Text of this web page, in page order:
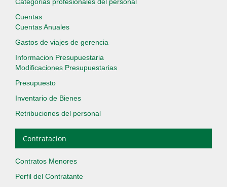
Cuentas
Cuentas Anuales
Gastos de viajes de gerencia
Informacion Presupuestaria
Modificaciones Presupuestarias
Presupuesto
Inventario de Bienes
Retribuciones del personal
Contratacion
Contratos Menores
Perfil del Contratante